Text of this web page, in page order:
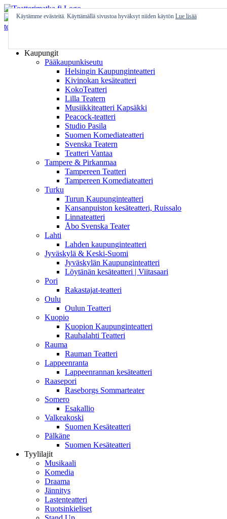
Skip
to
content
Kaupungit
Pääkaupunkiseutu
Helsingin Kaupunginteatteri
Kivinokan kesäteatteri
KokoTeatteri
Lilla Teatern
Musiikkiteatteri Kapsäkki
Peacock-teatteri
Studio Pasila
Suomen Komediateatteri
Svenska Teatern
Teatteri Vantaa
Tampere & Pirkanmaa
Tampereen Teatteri
Tampereen Komediateatteri
Turku
Turun Kaupunginteatteri
Kansanpuiston kesäteatteri, Ruissalo
Linnateatteri
Åbo Svenska Teater
Lahti
Lahden kaupunginteatteri
Jyväskylä & Keski-Suomi
Jyväskylän Kaupunginteatteri
Löytänän kesäteatteri | Viitasaari
Pori
Rakastajat-teatteri
Oulu
Oulun Teatteri
Kuopio
Kuopion Kaupunginteatteri
Rauhalahti Teatteri
Rauma
Rauman Teatteri
Lappeenranta
Lappeenrannan kesäteatteri
Raasepori
Raseborgs Sommarteater
Somero
Esakallio
Valkeakoski
Suomen Kesäteatteri
Pälkäne
Suomen Kesäteatteri
Tyylilajit
Musikaali
Komedia
Draama
Jännitys
Lastenteatteri
Ruotsinkieliset
Käytämme evästeitä. Käyttämällä sivustoa hyväksyt niiden käytön Lue lisää